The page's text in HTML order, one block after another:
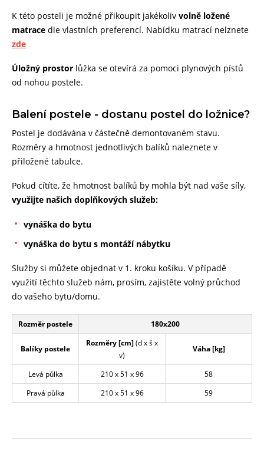
K této posteli je možné přikoupit jakékoliv volně ložené
matrace dle vlastních preferencí. Nabídku matrací nelznete
zde
Úložný prostor lůžka se otevírá za pomoci plynových pístů
od nohou postele.
Balení postele - dostanu postel do ložnice?
Postel je dodávána v částečně demontovaném stavu.
Rozměry a hmotnost jednotlivých balíků naleznete v
přiložené tabulce.
Pokud cítíte, že hmotnost balíků by mohla být nad vaše síly,
využijte našich doplňkových služeb:
vynáška do bytu
vynáška do bytu s montáží nábytku
Služby si můžete objednat v 1. kroku košíku. V případě
využití těchto služeb nám, prosím, zajistěte volný průchod
do vašeho bytu/domu.
Rozměr postele 180x200
Balíky postele
Rozměry [cm](d x š x
v)
Váha [kg]
Levá půlka 210 x 51 x 96
58
Pravá půlka
210 x 51 x 96 59